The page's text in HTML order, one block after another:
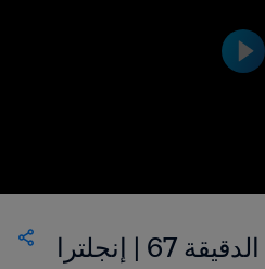
هدف هاري كين في الدقيقة 67 | إنجلترا